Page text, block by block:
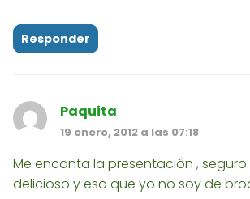
Responder
Paquita
19 enero, 2012 a las 07:18
Me encanta la presentación ,
delicioso y eso que yo no soy de